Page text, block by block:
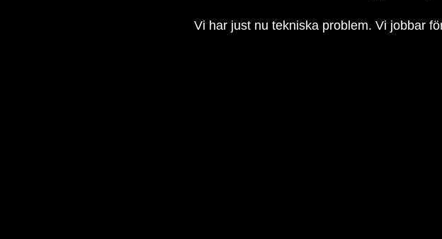
Vi har just nu tekniska problem. Vi jobbar